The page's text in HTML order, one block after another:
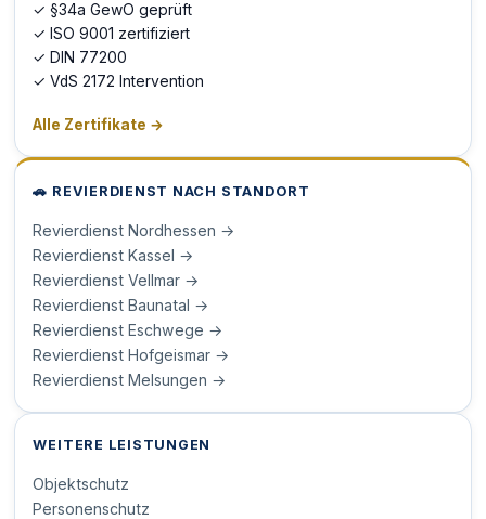
✓ §34a GewO geprüft
✓ ISO 9001 zertifiziert
✓ DIN 77200
✓ VdS 2172 Intervention
Alle Zertifikate →
🚗 REVIERDIENST NACH STANDORT
Revierdienst Nordhessen →
Revierdienst Kassel →
Revierdienst Vellmar →
Revierdienst Baunatal →
Revierdienst Eschwege →
Revierdienst Hofgeismar →
Revierdienst Melsungen →
WEITERE LEISTUNGEN
Objektschutz
Personenschutz